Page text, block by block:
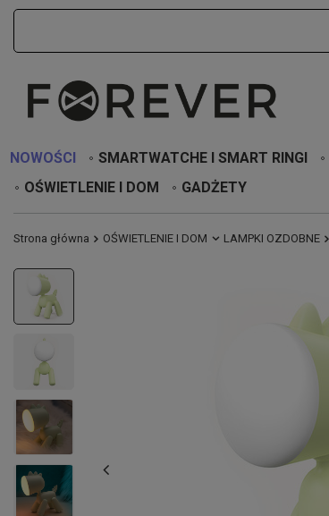
NOWOŚCI SMARTWATCHE I SMART RINGI
OŚWIETLENIE I DOM
GADŻETY
Strona główna OŚWIETLENIE I DOM LAMPKI OZDOBNE